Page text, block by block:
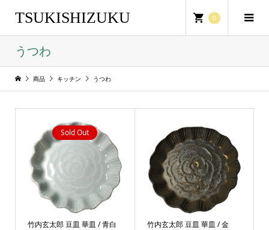
TSUKISHIZUKU 0
うつわ
商品 キッチン うつわ
Sold Out
竹内玄太郎 豆皿 華皿 / 青白
竹内玄太郎 豆皿 華皿 / 金